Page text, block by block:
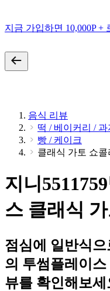
지금 가입하면 10,000P +
음식 리뷰
떡 / 베이커리 / 과
빵 / 케이크
클래식 가토 쇼콜
지니
스 클래식
점심에 일반식으
의 투썸플레이스
뷰를 확인해보세